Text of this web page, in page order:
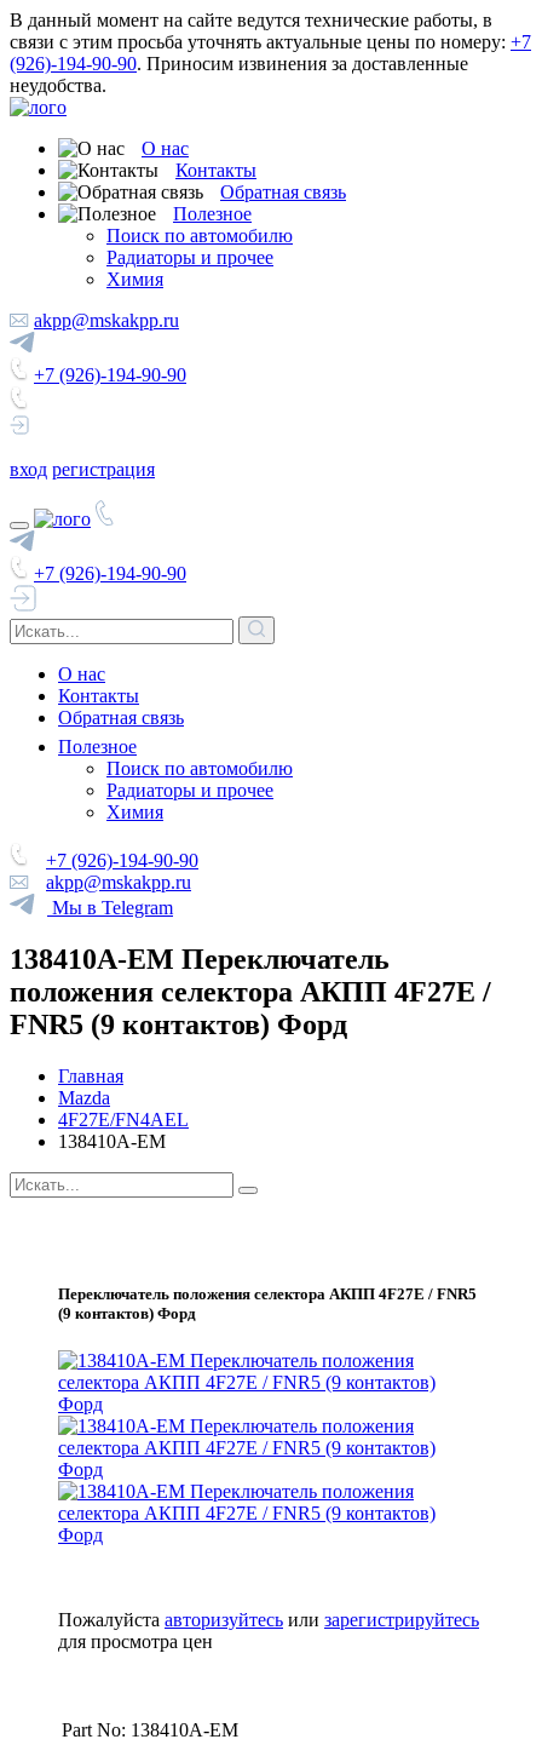
В данный момент на сайте ведутся технические работы, в
связи с этим просьба уточнять актуальные цены по номеру: +7
(926)-194-90-90. Приносим извинения за доставленные
неудобства.
О нас
Контакты
Обратная связь
Полезное
Поиск по автомобилю
Радиаторы и прочее
Химия
akpp@mskakpp.ru
+7 (926)-194-90-90
вход регистрация
+7 (926)-194-90-90
О нас
Контакты
Обратная связь
Полезное
Поиск по автомобилю
Радиаторы и прочее
Химия
+7 (926)-194-90-90
akpp@mskakpp.ru
Мы в Telegram
138410A-EM Переключатель
положения селектора АКПП 4F27E /
FNR5 (9 контактов) Форд
Главная
Mazda
4F27E/FN4AEL
138410A-EM
Переключатель положения селектора АКПП 4F27E / FNR5
(9 контактов) Форд
Пожалуйста авторизуйтесь или зарегистрируйтесь
для просмотра цен
Part No: 138410A-EM